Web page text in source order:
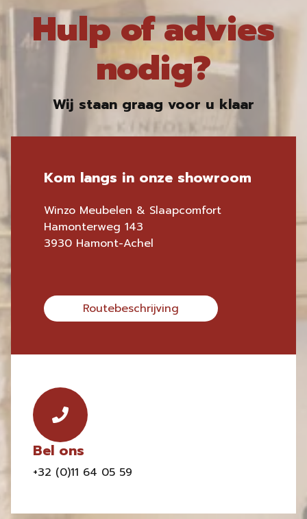
Hulp of advies
nodig?
Wij staan graag voor u klaar
Kom langs in onze showroom
Winzo Meubelen & Slaapcomfort
Hamonterweg 143
3930 Hamont-Achel
Routebeschrijving
Bel ons
+32 (0)11 64 05 59